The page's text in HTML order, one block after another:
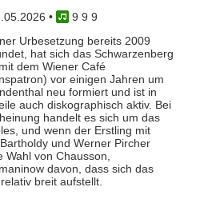
•
9 9 9
Urbesetzung bereits 2009
hat sich das Schwarzenberg
dem Wiener Café
vor einigen Jahren um
neu formiert und ist in
auch diskographisch aktiv. Bei
handelt es sich um das
und wenn der Erstling mit
und Werner Pircher
Wahl von Chausson,
davon, dass sich das
breit aufstellt.